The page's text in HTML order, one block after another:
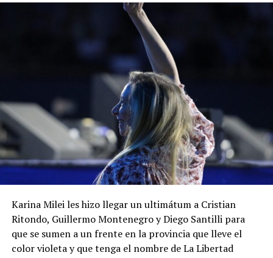
Karina Milei les hizo llegar un ultimátum a Cristian
Ritondo, Guillermo Montenegro y Diego Santilli para
que se sumen a un frente en la provincia que lleve el
color violeta y que tenga el nombre de La Libertad